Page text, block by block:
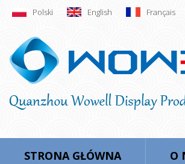
Polski English Français
STRONA GŁÓWNA O